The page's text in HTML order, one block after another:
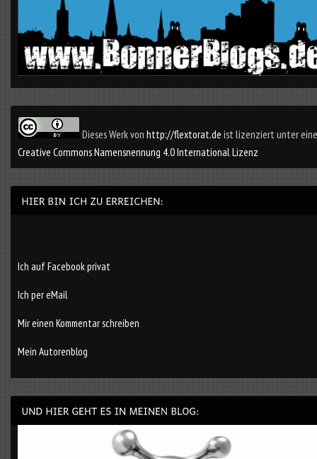
Dieses Werk von http://flextorat.de ist lizenziert unter
Creative Commons Namensnennung 4.0 International Lizenz
Ich auf Facebook privat
Ich per eMail
Mir einen Kommentar schreiben
Mein Autorenblog